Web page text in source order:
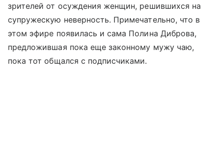
зрителей от осуждения женщин, решившихся на
супружескую неверность. Примечательно, что в
этом эфире появилась и сама Полина Диброва,
предложившая пока еще законному мужу чаю,
пока тот общался с подписчиками.